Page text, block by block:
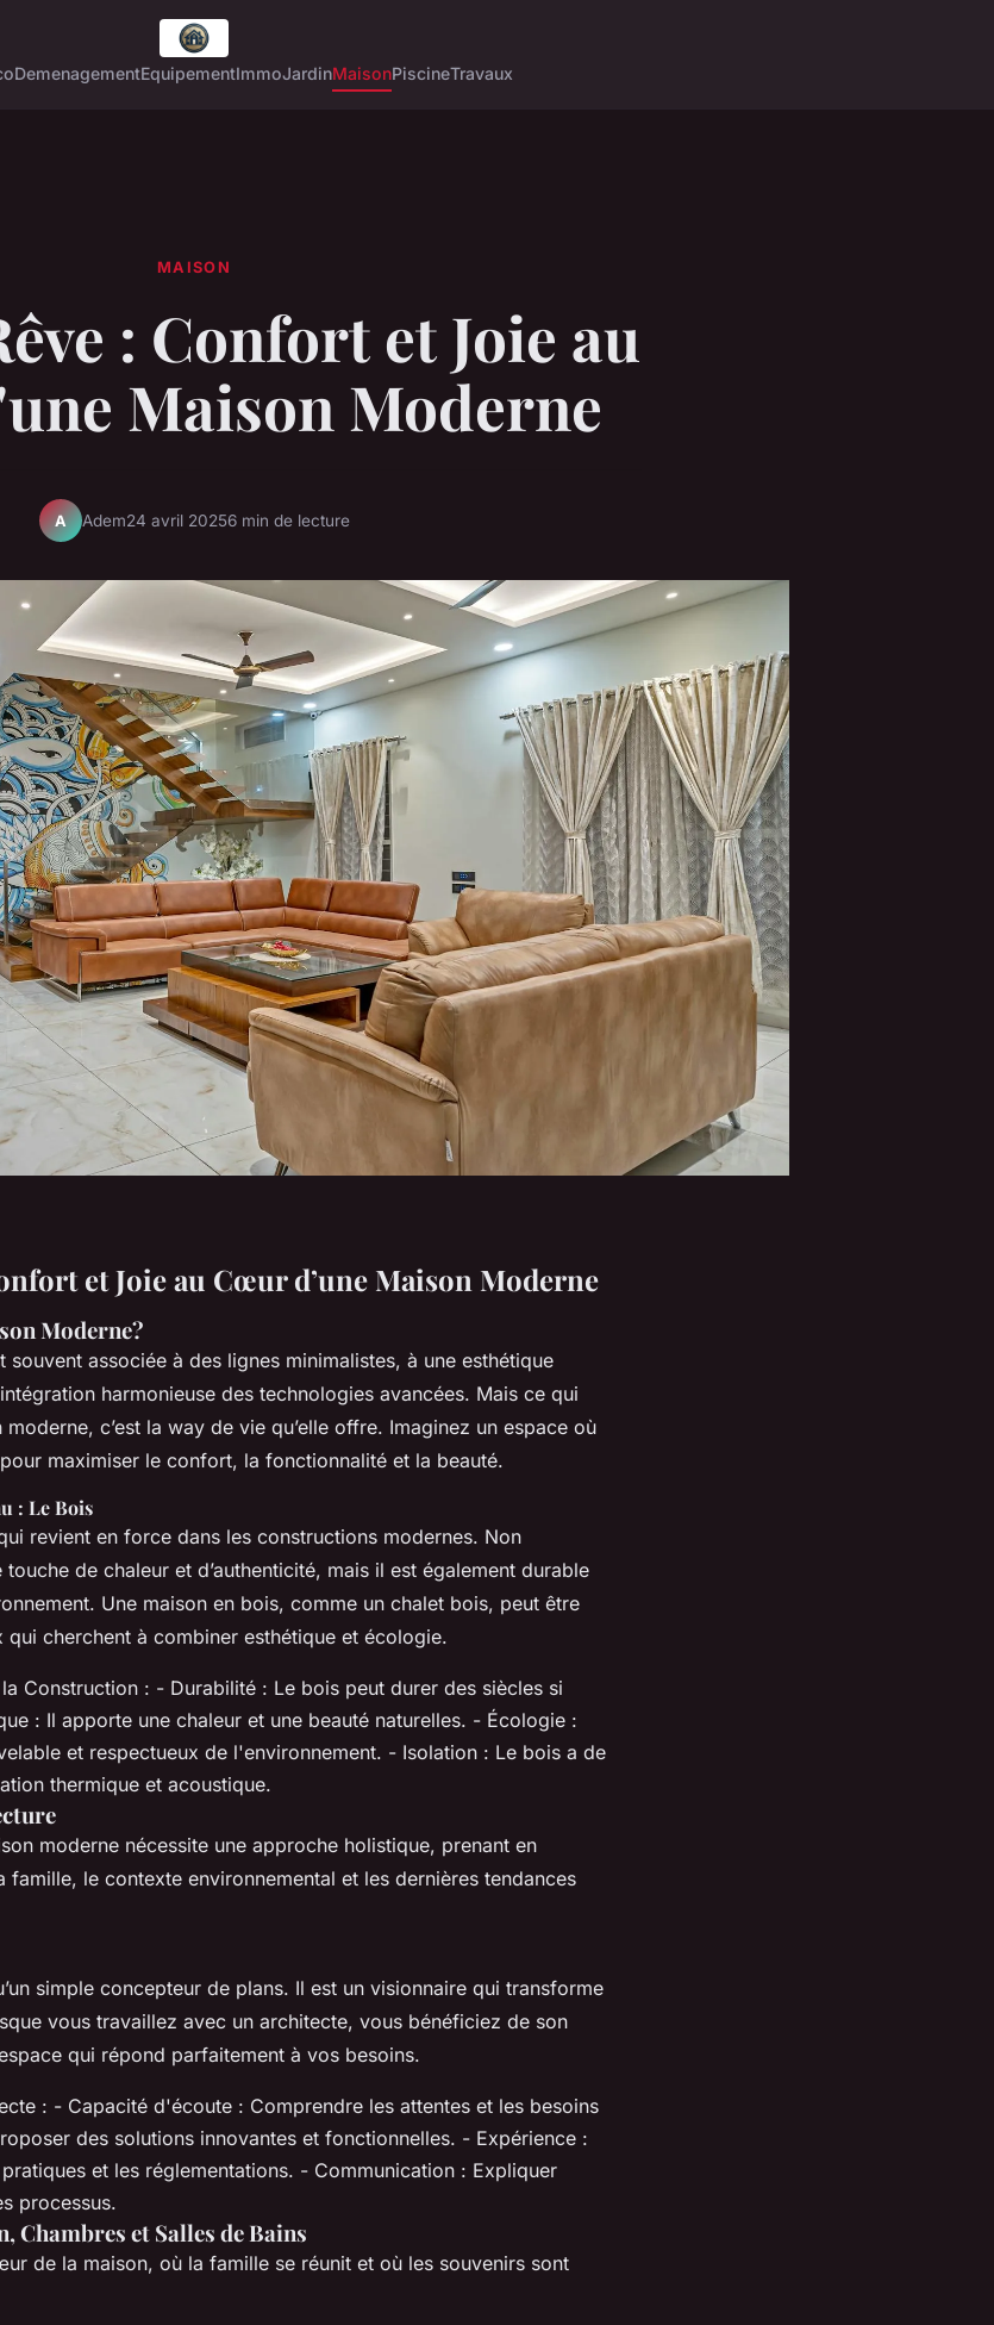
DemenagementEquipementImmoJardinMaisonPiscineTravaux
MAISON
: Confort et Joie au
Maison Moderne
A Adem24 avril 20256 min de lecture
et Joie au Cœur d’une Maison Moderne
Moderne?
souvent associée à des lignes minimalistes, à une esthétique
harmonieuse des technologies avancées. Mais ce qui
c’est la way de vie qu’elle offre. Imaginez un espace où
maximiser le confort, la fonctionnalité et la beauté.
: Le Bois
revient en force dans les constructions modernes. Non
de chaleur et d’authenticité, mais il est également durable
Une maison en bois, comme un chalet bois, peut être
cherchent à combiner esthétique et écologie.
Construction : - Durabilité : Le bois peut durer des siècles si
: Il apporte une chaleur et une beauté naturelles. - Écologie :
et respectueux de l'environnement. - Isolation : Le bois a de
thermique et acoustique.
moderne nécessite une approche holistique, prenant en
famille, le contexte environnemental et les dernières tendances
simple concepteur de plans. Il est un visionnaire qui transforme
vous travaillez avec un architecte, vous bénéficiez de son
qui répond parfaitement à vos besoins.
: - Capacité d'écoute : Comprendre les attentes et les besoins
des solutions innovantes et fonctionnelles. - Expérience :
et les réglementations. - Communication : Expliquer
processus.
Chambres et Salles de Bains
de la maison, où la famille se réunit et où les souvenirs sont